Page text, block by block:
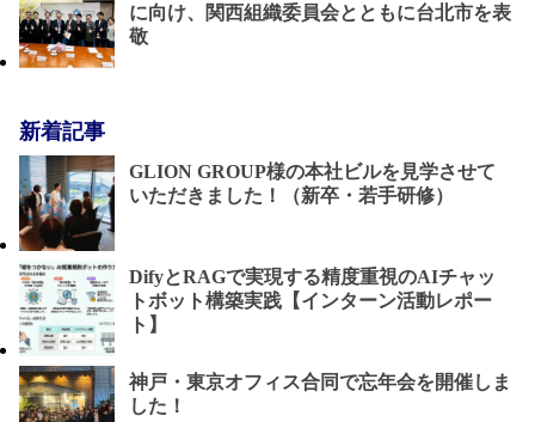
に向け、関西組織委員会とともに台北市を表
敬
新着記事
GLION GROUP様の本社ビルを見学させて
いただきました！（新卒・若手研修）
DifyとRAGで実現する精度重視のAIチャッ
トボット構築実践【インターン活動レポー
ト】
神戸・東京オフィス合同で忘年会を開催しま
した！